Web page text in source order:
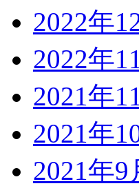
2022年
2022年
2021年
2021年
2021年9